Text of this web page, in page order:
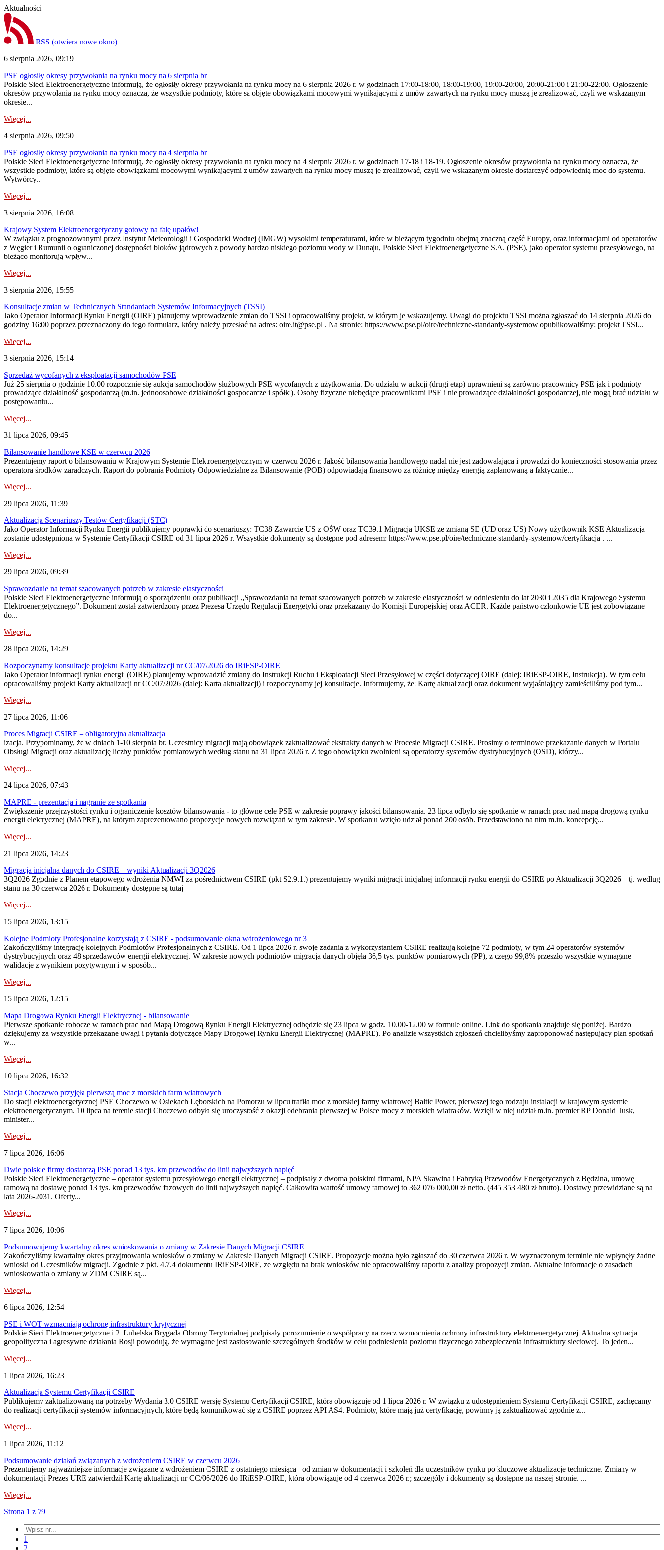
Aktualności
RSS (otwiera nowe okno)
6 sierpnia 2026, 09:19
PSE ogłosiły okresy przywołania na rynku mocy na 6 sierpnia br.
Polskie Sieci Elektroenergetyczne informują, że ogłosiły okresy przywołania na rynku mocy na 6 sierpnia 2026 r. w godzinach 17:00-18:00, 18:00-19:00, 19:00-20:00, 20:00-21:00 i 21:00-22:00. Ogłoszenie
okresów przywołania na rynku mocy oznacza, że wszystkie podmioty, które są objęte obowiązkami mocowymi wynikającymi z umów zawartych na rynku mocy muszą je zrealizować, czyli we wskazanym
okresie...
Więcej...
4 sierpnia 2026, 09:50
PSE ogłosiły okresy przywołania na rynku mocy na 4 sierpnia br.
Polskie Sieci Elektroenergetyczne informują, że ogłosiły okresy przywołania na rynku mocy na 4 sierpnia 2026 r. w godzinach 17-18 i 18-19. Ogłoszenie okresów przywołania na rynku mocy oznacza, że
wszystkie podmioty, które są objęte obowiązkami mocowymi wynikającymi z umów zawartych na rynku mocy muszą je zrealizować, czyli we wskazanym okresie dostarczyć odpowiednią moc do systemu.
Wytwórcy...
Więcej...
3 sierpnia 2026, 16:08
Krajowy System Elektroenergetyczny gotowy na falę upałów!
W związku z prognozowanymi przez Instytut Meteorologii i Gospodarki Wodnej (IMGW) wysokimi temperaturami, które w bieżącym tygodniu obejmą znaczną część Europy, oraz informacjami od operatorów
z Węgier i Rumunii o ograniczonej dostępności bloków jądrowych z powody bardzo niskiego poziomu wody w Dunaju, Polskie Sieci Elektroenergetyczne S.A. (PSE), jako operator systemu przesyłowego, na
bieżąco monitorują wpływ...
Więcej...
3 sierpnia 2026, 15:55
Konsultacje zmian w Technicznych Standardach Systemów Informacyjnych (TSSI)
Jako Operator Informacji Rynku Energii (OIRE) planujemy wprowadzenie zmian do TSSI i opracowaliśmy projekt, w którym je wskazujemy. Uwagi do projektu TSSI można zgłaszać do 14 sierpnia 2026 do
godziny 16:00 poprzez przeznaczony do tego formularz, który należy przesłać na adres: oire.it@pse.pl . Na stronie: https://www.pse.pl/oire/techniczne-standardy-systemow opublikowaliśmy: projekt TSSI...
Więcej...
3 sierpnia 2026, 15:14
Sprzedaż wycofanych z eksploatacji samochodów PSE
Już 25 sierpnia o godzinie 10.00 rozpocznie się aukcja samochodów służbowych PSE wycofanych z użytkowania. Do udziału w aukcji (drugi etap) uprawnieni są zarówno pracownicy PSE jak i podmioty
prowadzące działalność gospodarczą (m.in. jednoosobowe działalności gospodarcze i spółki). Osoby fizyczne niebędące pracownikami PSE i nie prowadzące działalności gospodarczej, nie mogą brać udziału w
postępowaniu...
Więcej...
31 lipca 2026, 09:45
Bilansowanie handlowe KSE w czerwcu 2026
Prezentujemy raport o bilansowaniu w Krajowym Systemie Elektroenergetycznym w czerwcu 2026 r. Jakość bilansowania handlowego nadal nie jest zadowalająca i prowadzi do konieczności stosowania przez
operatora środków zaradczych. Raport do pobrania Podmioty Odpowiedzialne za Bilansowanie (POB) odpowiadają finansowo za różnicę między energią zaplanowaną a faktycznie...
Więcej...
29 lipca 2026, 11:39
Aktualizacja Scenariuszy Testów Certyfikacji (STC)
Jako Operator Informacji Rynku Energii publikujemy poprawki do scenariuszy: TC38 Zawarcie US z OŚW oraz TC39.1 Migracja UKSE ze zmianą SE (UD oraz US) Nowy użytkownik KSE Aktualizacja
zostanie udostępniona w Systemie Certyfikacji CSIRE od 31 lipca 2026 r. Wszystkie dokumenty są dostępne pod adresem: https://www.pse.pl/oire/techniczne-standardy-systemow/certyfikacja . ...
Więcej...
29 lipca 2026, 09:39
Sprawozdanie na temat szacowanych potrzeb w zakresie elastyczności
Polskie Sieci Elektroenergetyczne informują o sporządzeniu oraz publikacji „Sprawozdania na temat szacowanych potrzeb w zakresie elastyczności w odniesieniu do lat 2030 i 2035 dla Krajowego Systemu
Elektroenergetycznego”. Dokument został zatwierdzony przez Prezesa Urzędu Regulacji Energetyki oraz przekazany do Komisji Europejskiej oraz ACER. Każde państwo członkowie UE jest zobowiązane
do...
Więcej...
28 lipca 2026, 14:29
Rozpoczynamy konsultacje projektu Karty aktualizacji nr CC/07/2026 do IRiESP-OIRE
Jako Operator informacji rynku energii (OIRE) planujemy wprowadzić zmiany do Instrukcji Ruchu i Eksploatacji Sieci Przesyłowej w części dotyczącej OIRE (dalej: IRiESP-OIRE, Instrukcja). W tym celu
opracowaliśmy projekt Karty aktualizacji nr CC/07/2026 (dalej: Karta aktualizacji) i rozpoczynamy jej konsultacje. Informujemy, że: Kartę aktualizacji oraz dokument wyjaśniający zamieściliśmy pod tym...
Więcej...
27 lipca 2026, 11:06
Proces Migracji CSIRE – obligatoryjna aktualizacja.
izacja. Przypominamy, że w dniach 1-10 sierpnia br. Uczestnicy migracji mają obowiązek zaktualizować ekstrakty danych w Procesie Migracji CSIRE. Prosimy o terminowe przekazanie danych w Portalu
Obsługi Migracji oraz aktualizację liczby punktów pomiarowych według stanu na 31 lipca 2026 r. Z tego obowiązku zwolnieni są operatorzy systemów dystrybucyjnych (OSD), którzy...
Więcej...
24 lipca 2026, 07:43
MAPRE - prezentacja i nagranie ze spotkania
Zwiększenie przejrzystości rynku i ograniczenie kosztów bilansowania - to główne cele PSE w zakresie poprawy jakości bilansowania. 23 lipca odbyło się spotkanie w ramach prac nad mapą drogową rynku
energii elektrycznej (MAPRE), na którym zaprezentowano propozycje nowych rozwiązań w tym zakresie. W spotkaniu wzięło udział ponad 200 osób. Przedstawiono na nim m.in. koncepcję...
Więcej...
21 lipca 2026, 14:23
Migracja inicjalna danych do CSIRE – wyniki Aktualizacji 3Q2026
3Q2026 Zgodnie z Planem etapowego wdrożenia NMWI za pośrednictwem CSIRE (pkt S2.9.1.) prezentujemy wyniki migracji inicjalnej informacji rynku energii do CSIRE po Aktualizacji 3Q2026 – tj. według
stanu na 30 czerwca 2026 r. Dokumenty dostępne są tutaj
Więcej...
15 lipca 2026, 13:15
Kolejne Podmioty Profesjonalne korzystają z CSIRE - podsumowanie okna wdrożeniowego nr 3
Zakończyliśmy integrację kolejnych Podmiotów Profesjonalnych z CSIRE. Od 1 lipca 2026 r. swoje zadania z wykorzystaniem CSIRE realizują kolejne 72 podmioty, w tym 24 operatorów systemów
dystrybucyjnych oraz 48 sprzedawców energii elektrycznej. W zakresie nowych podmiotów migracja danych objęła 36,5 tys. punktów pomiarowych (PP), z czego 99,8% przeszło wszystkie wymagane
walidacje z wynikiem pozytywnym i w sposób...
Więcej...
15 lipca 2026, 12:15
Mapa Drogowa Rynku Energii Elektrycznej - bilansowanie
Pierwsze spotkanie robocze w ramach prac nad Mapą Drogową Rynku Energii Elektrycznej odbędzie się 23 lipca w godz. 10.00-12.00 w formule online. Link do spotkania znajduje się poniżej. Bardzo
dziękujemy za wszystkie przekazane uwagi i pytania dotyczące Mapy Drogowej Rynku Energii Elektrycznej (MAPRE). Po analizie wszystkich zgłoszeń chcielibyśmy zaproponować następujący plan spotkań
w...
Więcej...
10 lipca 2026, 16:32
Stacja Choczewo przyjęła pierwszą moc z morskich farm wiatrowych
Do stacji elektroenergetycznej PSE Choczewo w Osiekach Lęborskich na Pomorzu w lipcu trafiła moc z morskiej farmy wiatrowej Baltic Power, pierwszej tego rodzaju instalacji w krajowym systemie
elektroenergetycznym. 10 lipca na terenie stacji Choczewo odbyła się uroczystość z okazji odebrania pierwszej w Polsce mocy z morskich wiatraków. Wzięli w niej udział m.in. premier RP Donald Tusk,
minister...
Więcej...
7 lipca 2026, 16:06
Dwie polskie firmy dostarczą PSE ponad 13 tys. km przewodów do linii najwyższych napięć
Polskie Sieci Elektroenergetyczne – operator systemu przesyłowego energii elektrycznej – podpisały z dwoma polskimi firmami, NPA Skawina i Fabryką Przewodów Energetycznych z Będzina, umowę
ramową na dostawę ponad 13 tys. km przewodów fazowych do linii najwyższych napięć. Całkowita wartość umowy ramowej to 362 076 000,00 zł netto. (445 353 480 zł brutto). Dostawy przewidziane są na
lata 2026-2031. Oferty...
Więcej...
7 lipca 2026, 10:06
Podsumowujemy kwartalny okres wnioskowania o zmiany w Zakresie Danych Migracji CSIRE
Zakończyliśmy kwartalny okres przyjmowania wniosków o zmiany w Zakresie Danych Migracji CSIRE. Propozycje można było zgłaszać do 30 czerwca 2026 r. W wyznaczonym terminie nie wpłynęły żadne
wnioski od Uczestników migracji. Zgodnie z pkt. 4.7.4 dokumentu IRiESP-OIRE, ze względu na brak wniosków nie opracowaliśmy raportu z analizy propozycji zmian. Aktualne informacje o zasadach
wnioskowania o zmiany w ZDM CSIRE są...
Więcej...
6 lipca 2026, 12:54
PSE i WOT wzmacniają ochronę infrastruktury krytycznej
Polskie Sieci Elektroenergetyczne i 2. Lubelska Brygada Obrony Terytorialnej podpisały porozumienie o współpracy na rzecz wzmocnienia ochrony infrastruktury elektroenergetycznej. Aktualna sytuacja
geopolityczna i agresywne działania Rosji powodują, że wymagane jest zastosowanie szczególnych środków w celu podniesienia poziomu fizycznego zabezpieczenia infrastruktury sieciowej. To jeden...
Więcej...
1 lipca 2026, 16:23
Aktualizacja Systemu Certyfikacji CSIRE
Publikujemy zaktualizowaną na potrzeby Wydania 3.0 CSIRE wersję Systemu Certyfikacji CSIRE, która obowiązuje od 1 lipca 2026 r. W związku z udostępnieniem Systemu Certyfikacji CSIRE, zachęcamy
do realizacji certyfikacji systemów informacyjnych, które będą komunikować się z CSIRE poprzez API AS4. Podmioty, które mają już certyfikację, powinny ją zaktualizować zgodnie z...
Więcej...
1 lipca 2026, 11:12
Podsumowanie działań związanych z wdrożeniem CSIRE w czerwcu 2026
Prezentujemy najważniejsze informacje związane z wdrożeniem CSIRE z ostatniego miesiąca –od zmian w dokumentacji i szkoleń dla uczestników rynku po kluczowe aktualizacje techniczne. Zmiany w
dokumentacji Prezes URE zatwierdził Kartę aktualizacji nr CC/06/2026 do IRiESP‑OIRE, która obowiązuje od 4 czerwca 2026 r.; szczegóły i dokumenty są dostępne na naszej stronie. ...
Więcej...
Strona 1 z 79
1
2